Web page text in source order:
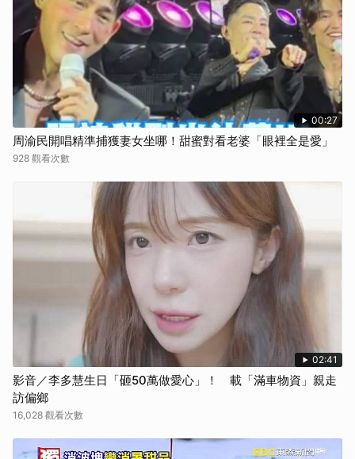
00:27
周渝民開唱精準捕獲妻女坐哪！甜蜜對看老婆「眼裡全是愛」
928 觀看次數
02:41
影音／李多慧生日「砸50萬做愛心」！ 載「滿車物資」親走
訪偏鄉
16,028 觀看次數